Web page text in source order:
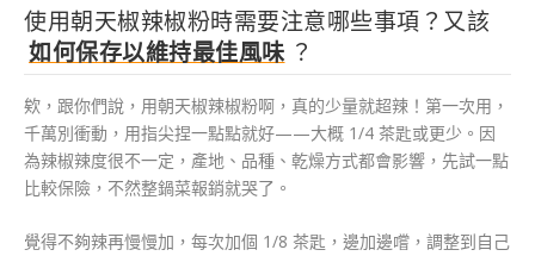
使用朝天椒辣椒粉時需要注意哪些事項？又該
如何保存以維持最佳風味 ？
欸，跟你們說，用朝天椒辣椒粉啊，真的少量就超辣！第一次用，
千萬別衝動，用指尖捏一點點就好——大概 1/4 茶匙或更少。因
為辣椒辣度很不一定，產地、品種、乾燥方式都會影響，先試一點
比較保險，不然整鍋菜報銷就哭了。
覺得不夠辣再慢慢加，每次加個 1/8 茶匙，邊加邊嚐，調整到自己